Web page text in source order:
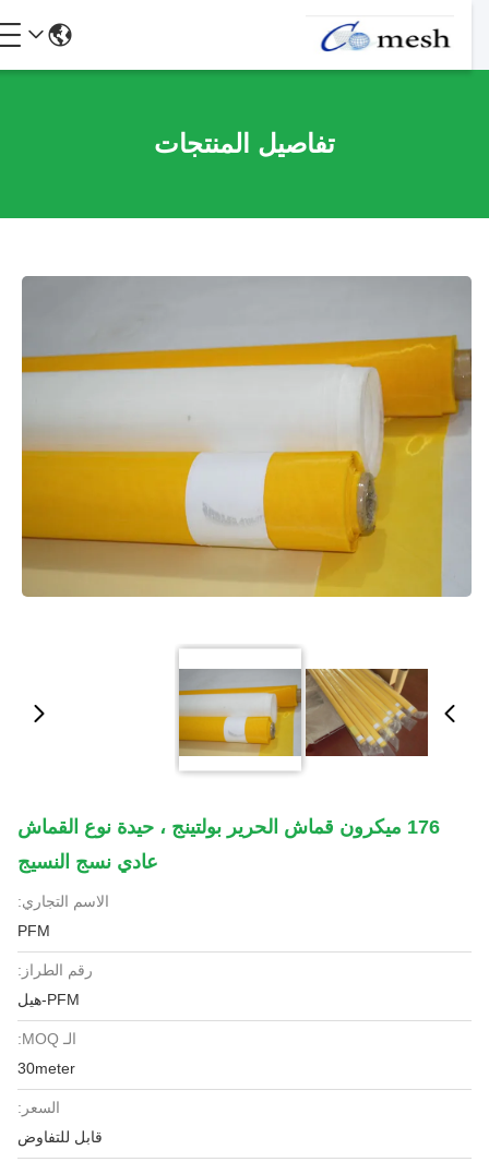
تفاصيل المنتجات
176 ميكرون قماش الحرير بولتينج ، حيدة نوع القماش
عادي نسج النسيج
الاسم التجاري:
PFM
رقم الطراز:
PFM-هيل
الـ MOQ:
30meter
السعر:
قابل للتفاوض